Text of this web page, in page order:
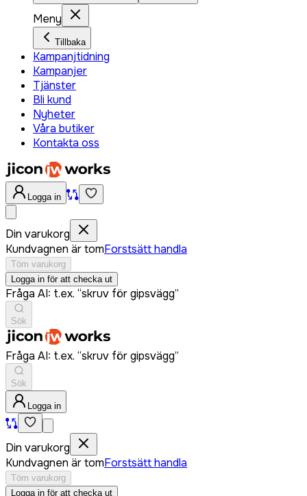
Meny
Tillbaka
Kampanjtidning
Kampanjer
Tjänster
Bli kund
Nyheter
Våra butiker
Kontakta oss
Logga in
Din varukorg
Kundvagnen är tomForstsätt handla
Töm varukorg
Logga in för att checka ut
Fråga AI: t.ex. “skruv för gipsvägg”
Sök
Fråga AI: t.ex. “skruv för gipsvägg”
Sök
Logga in
Din varukorg
Kundvagnen är tomForstsätt handla
Töm varukorg
Logga in för att checka ut